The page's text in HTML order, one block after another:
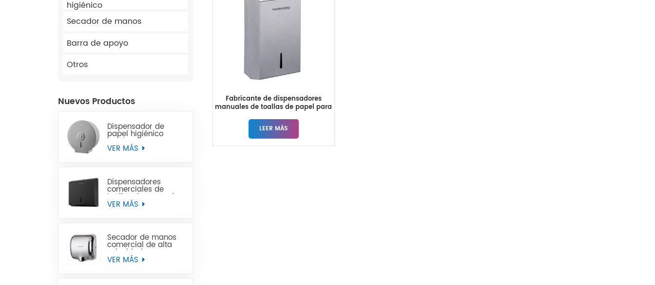
higiénico
Secador de manos
Barra de apoyo
Otros
Nuevos Productos
Dispensador de
papel higiénico
Jumbo de acero
inoxidable para
VER MÁS
Dispensadores
comerciales de
toallas de mano de
papel negro de
VER MÁS
Secador de manos
comercial de alta
velocidad para
baños
VER MÁS
Fabricante de dispensadores
manuales de toallas de papel para
LEER MÁS